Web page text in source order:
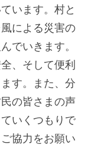
います。村と
による災害の
でいきます。
、そして便利
す。また、分
の皆さまの声
いくつもりで
協力をお願い